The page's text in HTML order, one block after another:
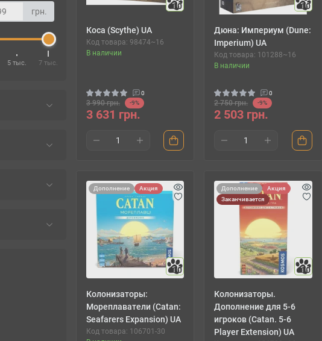
грн.
5 тыс. 7 тыс.
10
Коса (Scythe) UA
Код товара: 98474~16
В наличии
0
3 990 грн. -9%
3 631 грн.
10
Дюна: Империум (Dune:
Imperium) UA
Код товара: 101288~16
В наличии
0
2 750 грн. -9%
2 503 грн.
Дополнение Акция
10
Колонизаторы:
Мореплаватели (Catan:
Seafarers Expansion) UA
Код товара: 106701-30
Дополнение
Акция
Заканчивается
10
Колонизаторы.
Дополнение для 5-6
игроков (Catan. 5-6
Player Extension) UA